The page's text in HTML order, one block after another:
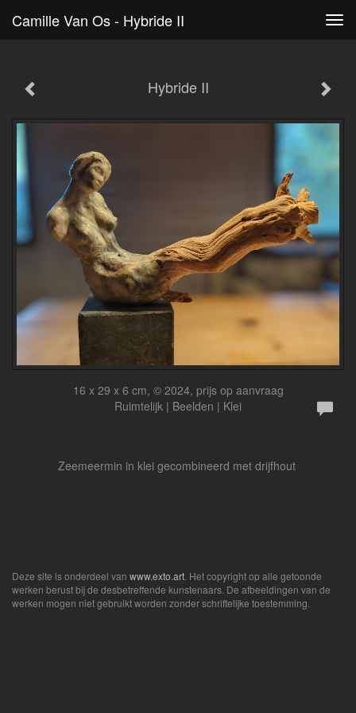
Camille Van Os - Hybride II
Hybride II
16 x 29 x 6 cm, © 2024, prijs op aanvraag
Ruimtelijk | Beelden | Klei
Zeemeermin in klei gecombineerd met drijfhout
Deze site is onderdeel van www.exto.art . Het copyright op alle getoonde
werken berust bij de desbetreffende kunstenaars. De afbeeldingen van de
werken mogen niet gebruikt worden zonder schriftelijke toestemming.